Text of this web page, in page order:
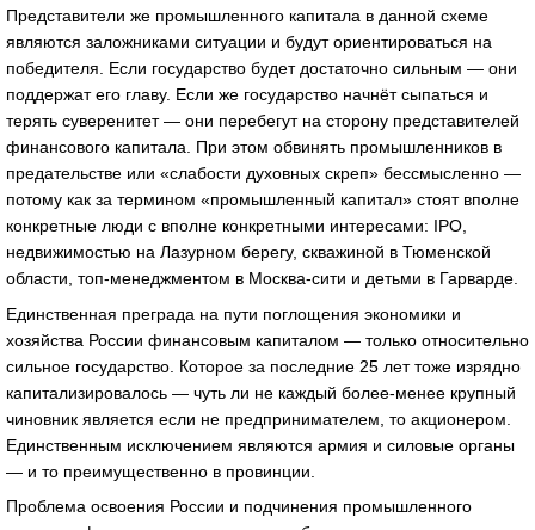
Представители же промышленного капитала в данной схеме
являются заложниками ситуации и будут ориентироваться на
победителя. Если государство будет достаточно сильным — они
поддержат его главу. Если же государство начнёт сыпаться и
терять суверенитет — они перебегут на сторону представителей
финансового капитала. При этом обвинять промышленников в
предательстве или «слабости духовных скреп» бессмысленно —
потому как за термином «промышленный капитал» стоят вполне
конкретные люди с вполне конкретными интересами: IPO,
недвижимостью на Лазурном берегу, скважиной в Тюменской
области, топ-менеджментом в Москва-сити и детьми в Гарварде.
Единственная преграда на пути поглощения экономики и
хозяйства России финансовым капиталом — только относительно
сильное государство. Которое за последние 25 лет тоже изрядно
капитализировалось — чуть ли не каждый более-менее крупный
чиновник является если не предпринимателем, то акционером.
Единственным исключением являются армия и силовые органы
— и то преимущественно в провинции.
Проблема освоения России и подчинения промышленного